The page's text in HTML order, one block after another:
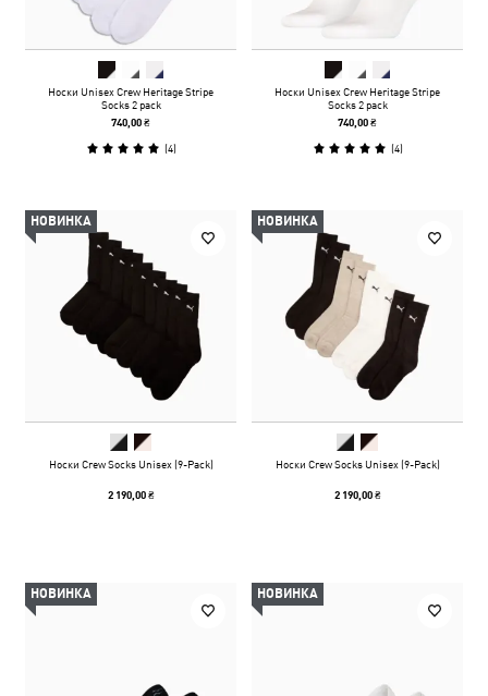
Носки Unisex Crew Heritage Stripe
Socks 2 pack
740,00 ₴
(4)
Носки Unisex Crew Heritage Stripe
Socks 2 pack
740,00 ₴
(4)
НОВИНКА
Носки Crew Socks Unisex (9-Pack)
2 190,00 ₴
НОВИНКА
Носки Crew Socks Unisex (9-Pack)
2 190,00 ₴
НОВИНКА НОВИНКА